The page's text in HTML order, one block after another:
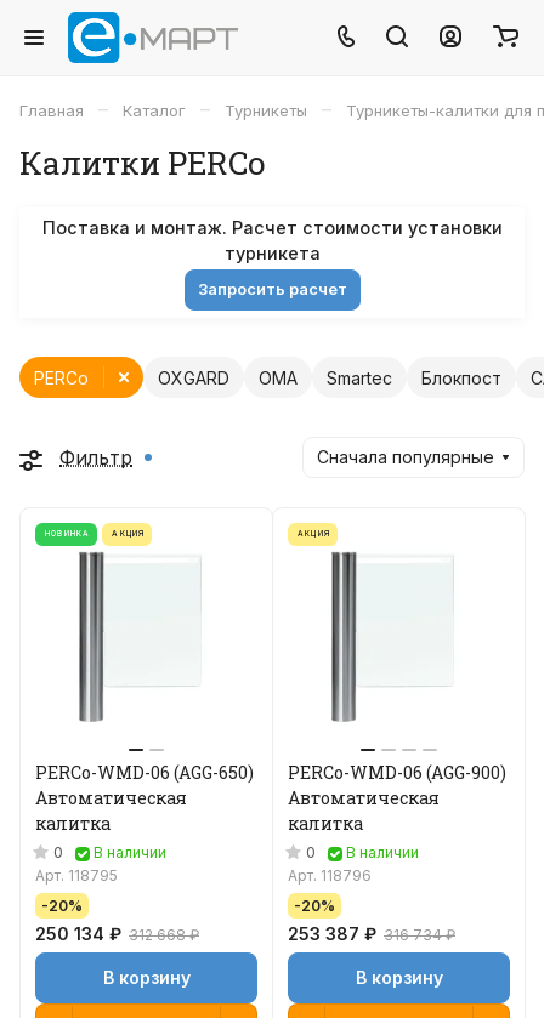
Главная – Каталог – Турникеты – Турникеты-калитки для
Калитки PERCo
Поставка и монтаж. Расчет стоимости установки
турникета
Запросить расчет
OXGARD OMA Smartec Блокпост
PERCo
Фильтр Сначала популярные
НОВИНКА АКЦИЯ
PERCo-WMD-06 (AGG-650)
Автоматическая
калитка
0
В наличии
Арт. 118795
-20%
250 134 ₽ 312 668 ₽
В корзину
АКЦИЯ
PERCo-WMD-06 (AGG-900)
Автоматическая
калитка
0
В наличии
Арт. 118796
-20%
253 387 ₽ 316 734 ₽
В корзину